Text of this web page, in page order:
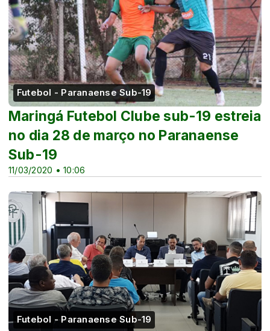
Futebol - Paranaense Sub-19
11/03/2020 • 10:06
Maringá Futebol Clube sub-19 estreia
no dia 28 de março no Paranaense
Sub-19
Futebol - Paranaense Sub-19